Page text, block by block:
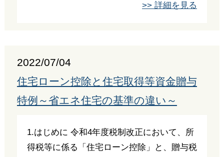
>> 詳細を見る
2022/07/04
住宅ローン控除と住宅取得等資金贈与
特例～省エネ住宅の基準の違い～
1.はじめに 令和4年度税制改正において、所
得税等に係る「住宅ローン控除」と、贈与税